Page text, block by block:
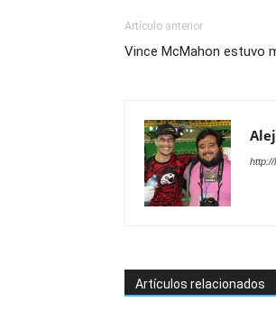
Artículo anterior
Vince McMahon estuvo
Artículos relacionados